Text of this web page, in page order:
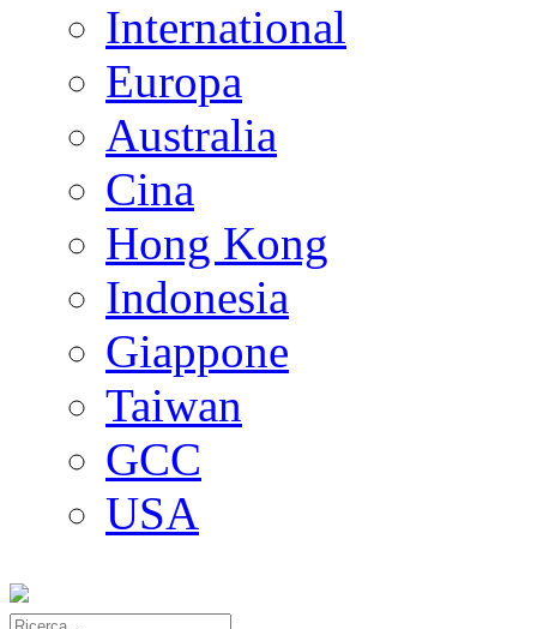
International
Europa
Australia
Cina
Hong Kong
Indonesia
Giappone
Taiwan
GCC
USA